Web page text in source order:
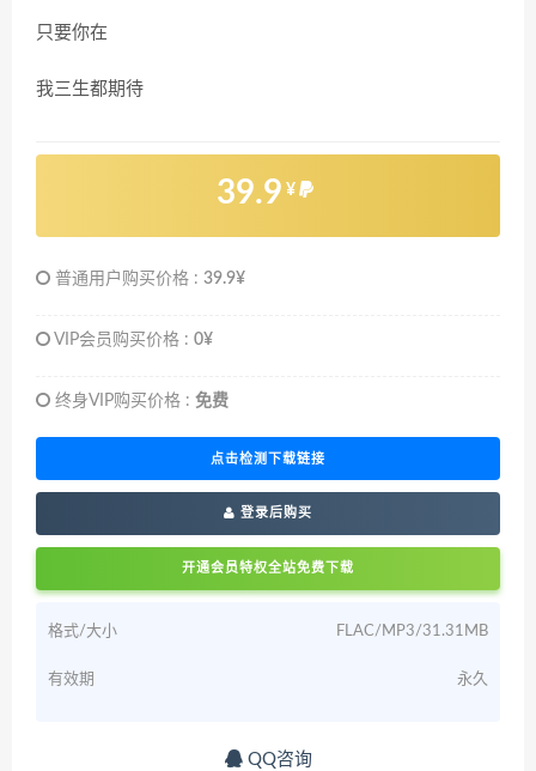
只要你在
我三生都期待
39.9 ¥
普通用户购买价格 : 39.9¥
VIP会员购买价格 : 0¥
终身VIP购买价格 : 免费
点击检测下载链接
登录后购买
开通会员特权全站免费下载
格式/大小 FLAC/MP3/31.31MB
有效期 永久
QQ咨询